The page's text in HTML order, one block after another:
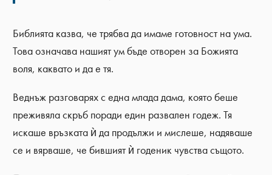
Библията казва, че трябва да имаме готовност на ума.
Това означава нашият ум бъде отворен за Божията
воля, каквато и да е тя.
Веднъж разговарях с една млада дама, която беше
преживяла скръб поради един развален годеж. Тя
искаше връзката ѝ да продължи и мислеше, надяваше
се и вярваше, че бившият ѝ годеник чувства същото.